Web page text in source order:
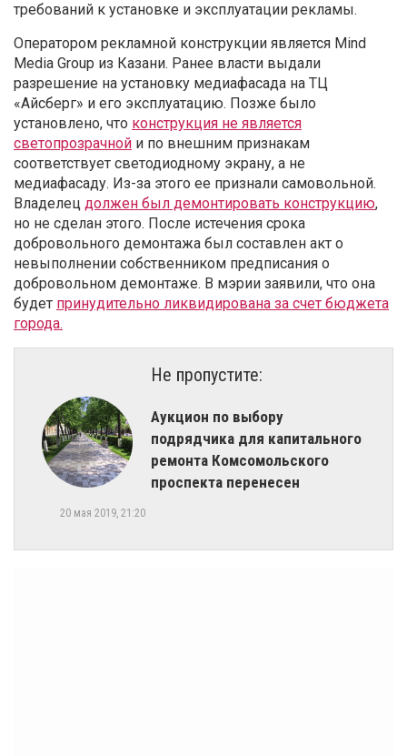
требований к установке и эксплуатации рекламы.
Оператором рекламной конструкции является Mind
Media Group из Казани. Ранее власти выдали
разрешение на установку медиафасада на ТЦ
«Айсберг» и его эксплуатацию. Позже было
установлено, что конструкция не является
светопрозрачной и по внешним признакам
соответствует светодиодному экрану, а не
медиафасаду. Из-за этого ее признали самовольной.
Владелец должен был демонтировать конструкцию,
но не сделан этого. После истечения срока
добровольного демонтажа был составлен акт о
невыполнении собственником предписания о
добровольном демонтаже. В мэрии заявили, что она
будет принудительно ликвидирована за счет бюджета
города.
Не пропустите:
Аукцион по выбору
подрядчика для капитального
ремонта Комсомольского
проспекта перенесен
20 мая 2019, 21:20